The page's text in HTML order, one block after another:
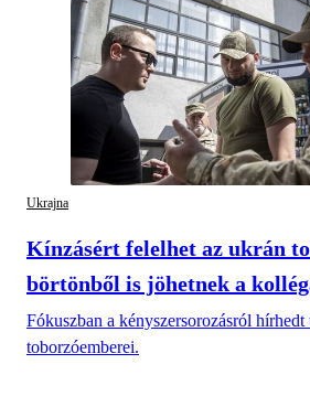
Ukrajna
Kínzásért felelhet az ukrán
börtönből is jöhetnek a
Fókuszban a kényszersorozásról
toborzóemberei.